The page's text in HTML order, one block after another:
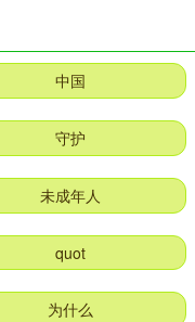
中国
守护
未成年人
quot
为什么